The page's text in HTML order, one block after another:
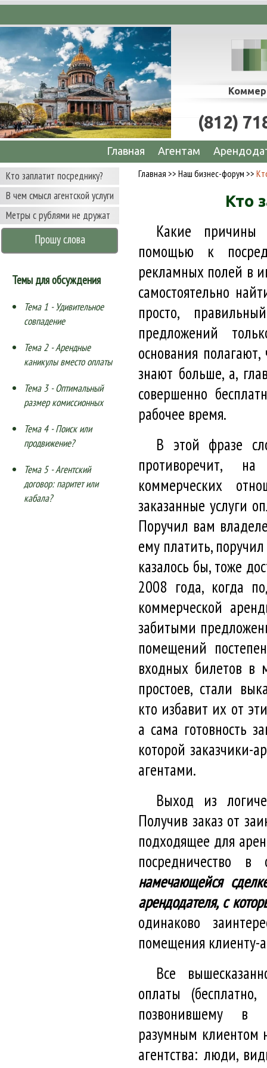
(812)
Главная Агентам
Кто заплатит посреднику?
В чем смысл агентской услуги
Метры с рублями не дружат
Прошу слова
Темы для обсуждения
Тема 1 - Удивительное
совпадение
Тема 2 - Арендные
каникулы вместо оплаты
Тема 3 - Оптимальный
размер комиссионных
Тема 4 - Поиск или
продвижение?
Тема 5 - Агентский
договор: паритет или
кабала?
Главная >> Наш бизнес-форум >>
Кто
Какие причины
помощью к
рекламных полей в
самостоятельно
просто,
предложений
основания
знают больше, а,
совершенно
рабочее время.
В этой фразе
противоречит,
коммерческих
заказанные услуги
Поручил вам
ему платить,
казалось бы, тоже
2008 года, когда
коммерческой
забитыми
помещений
входных билетов в
простоев, стали
кто избавит их от
а сама готовность
которой заказчики-
агентами.
Выход из
Получив заказ от
подходящее для
посредничество
намечающейся
арендодателя, с
одинаково
помещения клиенту-
Все
оплаты
позвонившему в
разумным клиентом
агентства: люди,